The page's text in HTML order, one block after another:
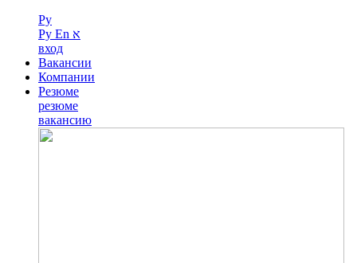
Ру
Ру En א
вход
Вакансии
Компании
Резюме
резюме
вакансию